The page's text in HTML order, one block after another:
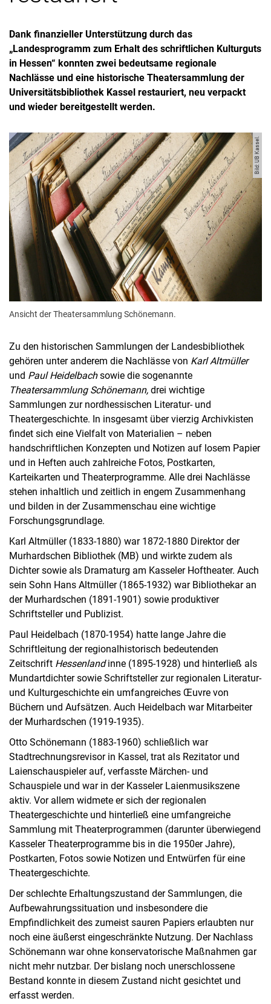
Dank finanzieller Unterstützung durch das
„Landesprogramm zum Erhalt des schriftlichen Kulturguts
in Hessen“ konnten zwei bedeutsame regionale
Nachlässe und eine historische Theatersammlung der
Universitätsbibliothek Kassel restauriert, neu verpackt
und wieder bereitgestellt werden.
Bild: UB Kassel.
Ansicht der Theatersammlung Schönemann.
Zu den historischen Sammlungen der Landesbibliothek
gehören unter anderem die Nachlässe von Karl Altmüller
und Paul Heidelbachsowie die sogenannte
Theatersammlung Schönemann, drei wichtige
Sammlungen zur nordhessischen Literatur- und
Theatergeschichte. In insgesamt über vierzig Archivkisten
findet sich eine Vielfalt von Materialien – neben
handschriftlichen Konzepten und Notizen auf losem Papier
und in Heften auch zahlreiche Fotos, Postkarten,
Karteikarten und Theaterprogramme. Alle drei Nachlässe
stehen inhaltlich und zeitlich in engem Zusammenhang
und bilden in der Zusammenschau eine wichtige
Forschungsgrundlage.
Karl Altmüller (1833-1880) war 1872-1880 Direktor der
Murhardschen Bibliothek (MB) und wirkte zudem als
Dichter sowie als Dramaturg am Kasseler Hoftheater. Auch
sein Sohn Hans Altmüller (1865-1932) war Bibliothekar an
der Murhardschen (1891-1901) sowie produktiver
Schriftsteller und Publizist.
Paul Heidelbach (1870-1954) hatte lange Jahre die
Schriftleitung der regionalhistorisch bedeutenden
Zeitschrift Hessenlandinne (1895-1928) und hinterließ als
Mundartdichter sowie Schriftsteller zur regionalen Literatur-
und Kulturgeschichte ein umfangreiches Œuvre von
Büchern und Aufsätzen. Auch Heidelbach war Mitarbeiter
der Murhardschen (1919-1935).
Otto Schönemann (1883-1960) schließlich war
Stadtrechnungsrevisor in Kassel, trat als Rezitator und
Laienschauspieler auf, verfasste Märchen- und
Schauspiele und war in der Kasseler Laienmusikszene
aktiv. Vor allem widmete er sich der regionalen
Theatergeschichte und hinterließ eine umfangreiche
Sammlung mit Theaterprogrammen (darunter überwiegend
Kasseler Theaterprogramme bis in die 1950er Jahre),
Postkarten, Fotos sowie Notizen und Entwürfen für eine
Theatergeschichte.
Der schlechte Erhaltungszustand der Sammlungen, die
Aufbewahrungssituation und insbesondere die
Empfindlichkeit des zumeist sauren Papiers erlaubten nur
noch eine äußerst eingeschränkte Nutzung. Der Nachlass
Schönemann war ohne konservatorische Maßnahmen gar
nicht mehr nutzbar. Der bislang noch unerschlossene
Bestand konnte in diesem Zustand nicht gesichtet und
erfasst werden.